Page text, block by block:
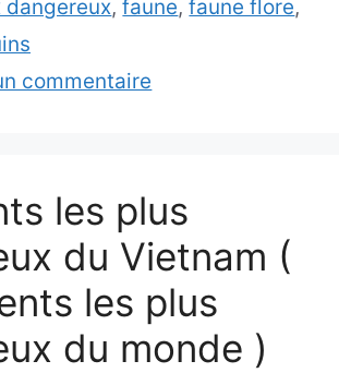
dangereux,faune,faune flore,
commentaire
les plus
du Vietnam (
les plus
du monde )